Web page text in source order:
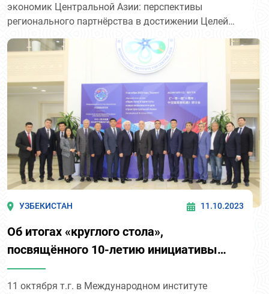
экономик Центральной Азии: перспективы
регионального партнёрства в достижении Целей
УЗБЕКИСТАН 11.10.2023
Об итогах «круглого стола»,
посвящённого 10-летию инициативы
ОПОП
11 октября т.г. в Международном институте